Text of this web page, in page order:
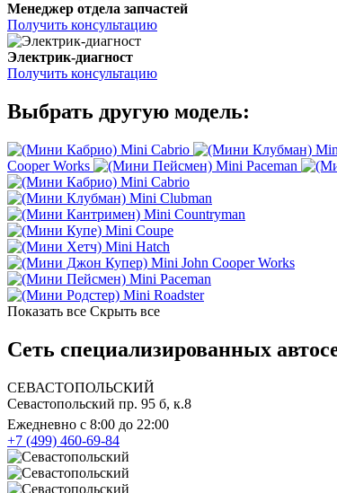
Менеджер отдела запчастей
Получить консультацию
Электрик-диагност
Получить консультацию
Выбрать другую модель:
Mini Cabrio
Cooper Works
Mini Paceman
Mini Cabrio
Mini Clubman
Mini Countryman
Mini Coupe
Mini Hatch
Mini John Cooper Works
Mini Paceman
Mini Roadster
Показать все Скрыть все
Сеть специализированных
СЕВАСТОПОЛЬСКИЙ
Севастопольский пр. 95 б, к.8
Ежедневно с 8:00 до 22:00
+7 (499) 460-69-84